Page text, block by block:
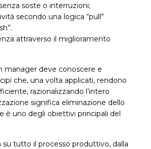
soste o interruzioni;
secondo una logica “pull”
attraverso il miglioramento
manager deve conoscere e
che, una volta applicati, rendono
razionalizzando l’intero
significa eliminazione dello
è uno degli obiettivi principali del
su tutto il processo produttivo, dalla